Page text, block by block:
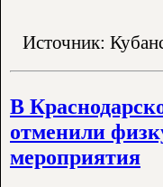
Источник:
В
отменили
мероприятия